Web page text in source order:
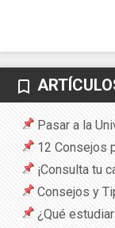
bookmark_border
Pasar a la
12 Consejos
¡Consulta tu
Consejos y
¿Qué